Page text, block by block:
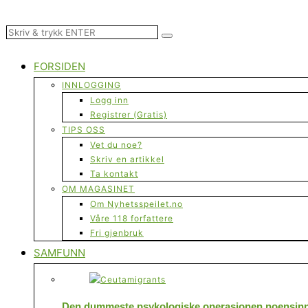
FORSIDEN
INNLOGGING
Logg inn
Registrer (Gratis)
TIPS OSS
Vet du noe?
Skriv en artikkel
Ta kontakt
OM MAGASINET
Om Nyhetsspeilet.no
Våre 118 forfattere
Fri gjenbruk
SAMFUNN